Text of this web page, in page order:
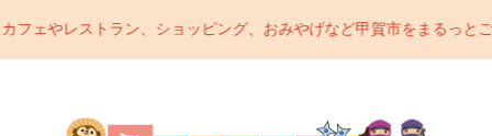
ショッピング、おみやげなど甲賀市をまるっとご紹介するポータ